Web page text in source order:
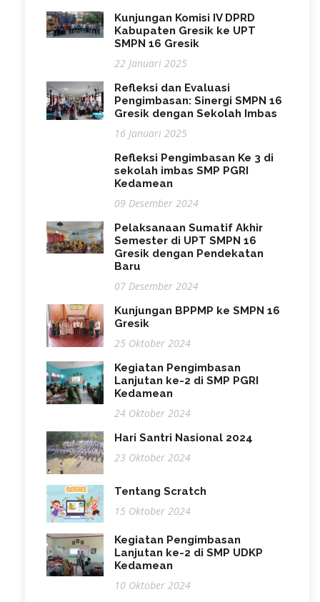
Kunjungan Komisi IV DPRD
Kabupaten Gresik ke UPT
SMPN 16 Gresik
22 Januari 2025
Refleksi dan Evaluasi
Pengimbasan: Sinergi SMPN 16
Gresik dengan Sekolah Imbas
16 Januari 2025
Refleksi Pengimbasan Ke 3 di
sekolah imbas SMP PGRI
Kedamean
09 Desember 2024
Pelaksanaan Sumatif Akhir
Semester di UPT SMPN 16
Gresik dengan Pendekatan
Baru
07 Desember 2024
Kunjungan BPPMP ke SMPN 16
Gresik
25 Oktober 2024
Kegiatan Pengimbasan
Lanjutan ke-2 di SMP PGRI
Kedamean
24 Oktober 2024
Hari Santri Nasional 2024
23 Oktober 2024
Tentang Scratch
15 Oktober 2024
Kegiatan Pengimbasan
Lanjutan ke-2 di SMP UDKP
Kedamean
10 Oktober 2024